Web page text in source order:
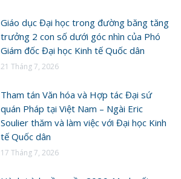
Giáo dục Đại học trong đường băng tăng
trưởng 2 con số dưới góc nhìn của Phó
Giám đốc Đại học Kinh tế Quốc dân
21 Tháng 7, 2026
Tham tán Văn hóa và Hợp tác Đại sứ
quán Pháp tại Việt Nam – Ngài Eric
Soulier thăm và làm việc với Đại học Kinh
tế Quốc dân
17 Tháng 7, 2026